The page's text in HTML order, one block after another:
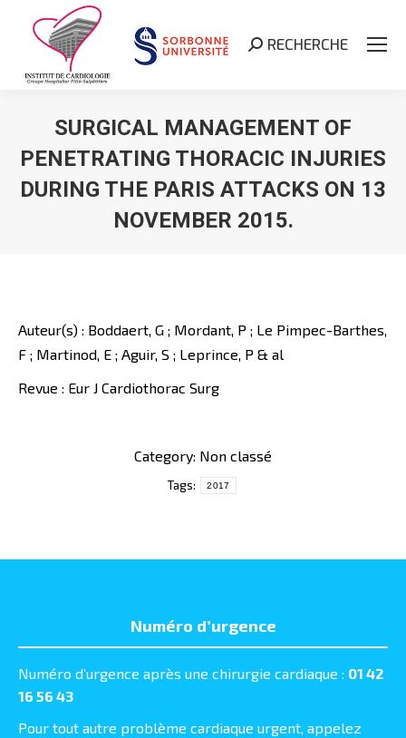
Search:
RECHERCHE
SURGICAL MANAGEMENT OF
PENETRATING THORACIC INJURIES
DURING THE PARIS ATTACKS ON 13
NOVEMBER 2015.
Auteur(s) : Boddaert, G ; Mordant, P ; Le Pimpec-Barthes,
F ; Martinod, E ; Aguir, S ; Leprince, P & al
Revue : Eur J Cardiothorac Surg
Category: Non classé
Tags: 2017
Numéro d’urgence
Numéro d’urgence après une chirurgie cardiaque : 01 42
16 56 43
Pour tout autre problème cardiaque urgent, appelez